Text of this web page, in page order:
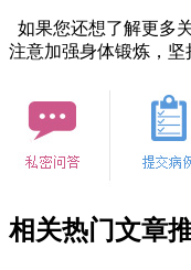
如果您还想了解更多
注意加强身体锻炼，坚
相关热门文章